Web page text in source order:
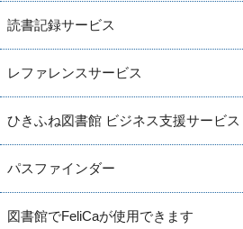
読書記録サービス
レファレンスサービス
ひきふね図書館 ビジネス支援サービス
パスファインダー
図書館でFeliCaが使用できます